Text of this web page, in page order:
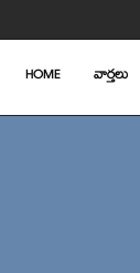
HOME వార్తలు